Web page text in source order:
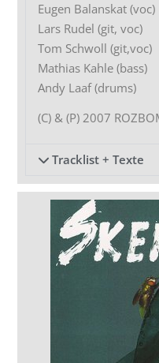
Eugen Balanskat (voc)
Lars Rudel (git, voc)
Tom Schwoll (git,voc)
Mathias Kahle (bass)
Andy Laaf (drums)
(C) & (P) 2007
Tracklist + Texte